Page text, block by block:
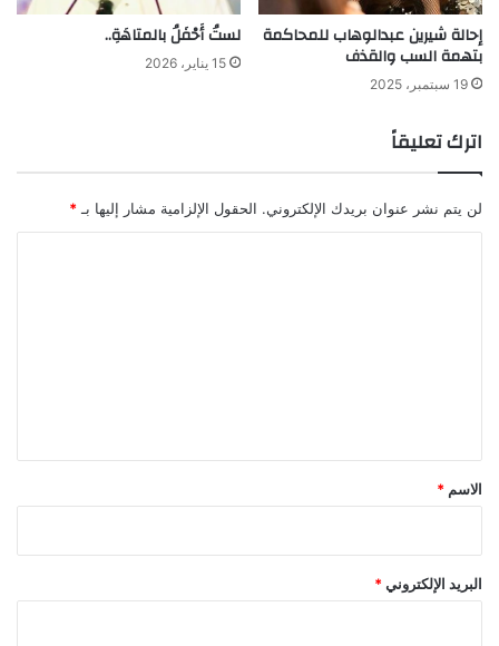
إحالة شيرين عبدالوهاب للمحاكمة
بتهمة السب والقذف
19 سبتمبر، 2025
لستُ أَحْفَلُ بالمتاهَةِ..
15 يناير، 2026
اترك تعليقاً
لن يتم نشر عنوان بريدك الإلكتروني. الحقول الإلزامية مشار إليها بـ *
*
الاسم *
البريد الإلكتروني *